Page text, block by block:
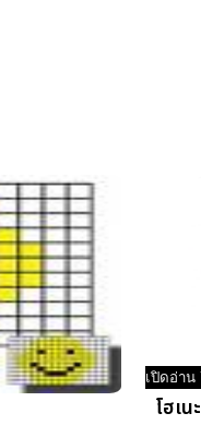
เปิดอ่าน
โฮเ